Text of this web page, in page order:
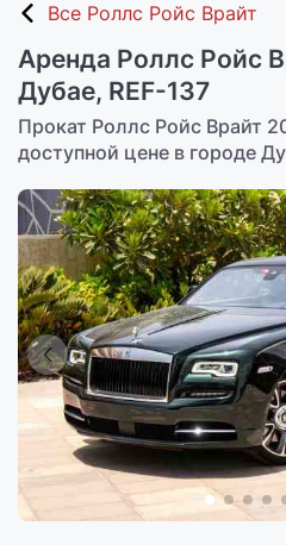
Все Роллс Ройс Врайт
Аренда Роллс Ройс
Дубае, REF-137
Прокат Роллс Ройс Врайт
доступной цене в городе